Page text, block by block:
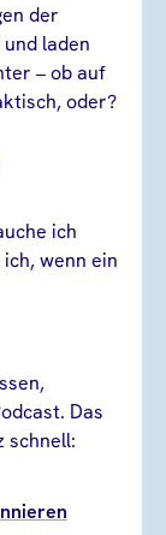
der
laden
– ob auf
oder?
ich
wenn ein
Das
schnell: